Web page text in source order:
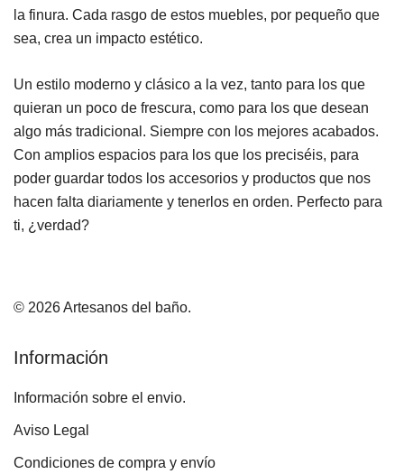
la finura. Cada rasgo de estos muebles, por pequeño que
sea, crea un impacto estético.
Un estilo moderno y clásico a la vez, tanto para los que
quieran un poco de frescura, como para los que desean
algo más tradicional. Siempre con los mejores acabados.
Con amplios espacios para los que los preciséis, para
poder guardar todos los accesorios y productos que nos
hacen falta diariamente y tenerlos en orden. Perfecto para
ti, ¿verdad?
© 2026 Artesanos del baño.
Información
Información sobre el envio.
Aviso Legal
Condiciones de compra y envío